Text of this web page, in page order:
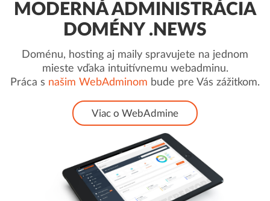
MODERNÁ ADMINISTRÁCIA
DOMÉNY .NEWS
Doménu, hosting aj maily spravujete na jednom
mieste vďaka intuitívnemu webadminu.
Práca s našim WebAdminom bude pre Vás zážitkom.
Viac o WebAdmine